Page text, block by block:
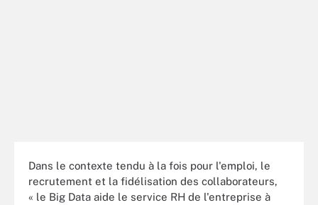
Dans le contexte tendu à la fois pour l'emploi, le
recrutement et la fidélisation des collaborateurs,
« le Big Data aide le service RH de l'entreprise à